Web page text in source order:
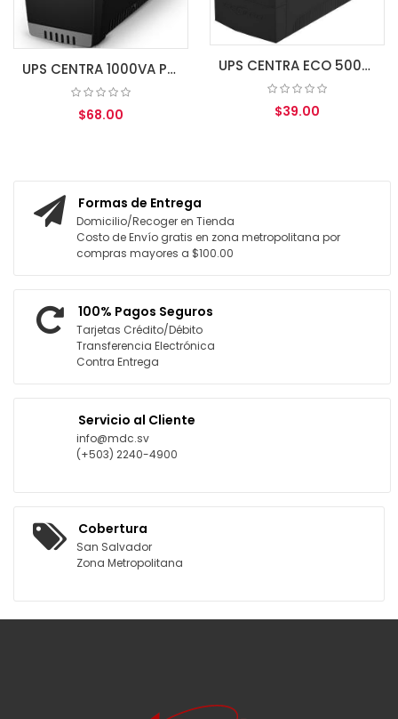
UPS CENTRA 1000VA PLUS LED CP1000
$68.00
UPS CENTRA ECO 500VA/250W LED 8 CONTACTOS
$39.00
Formas de Entrega
Domicilio/Recoger en Tienda
Costo de Envío gratis en zona metropolitana por
compras mayores a $100.00
100% Pagos Seguros
Tarjetas Crédito/Débito
Transferencia Electrónica
Contra Entrega
Servicio al Cliente
info@mdc.sv
(+503) 2240-4900
Cobertura
San Salvador
Zona Metropolitana